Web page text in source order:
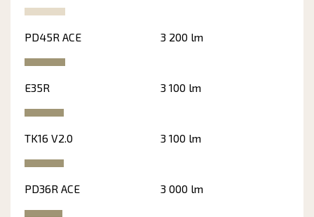
PD45R ACE 3 200 lm
E35R 3 100 lm
TK16 V2.0 3 100 lm
PD36R ACE 3 000 lm